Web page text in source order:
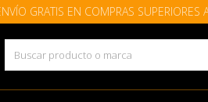
GRATIS EN COMPRAS